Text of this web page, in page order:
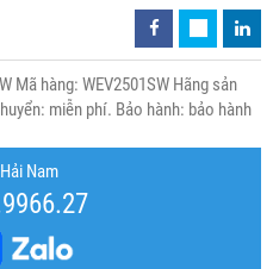
Mã hàng: WEV2501SW Hãng sản
miễn phí. Bảo hành: bảo hành
Nam